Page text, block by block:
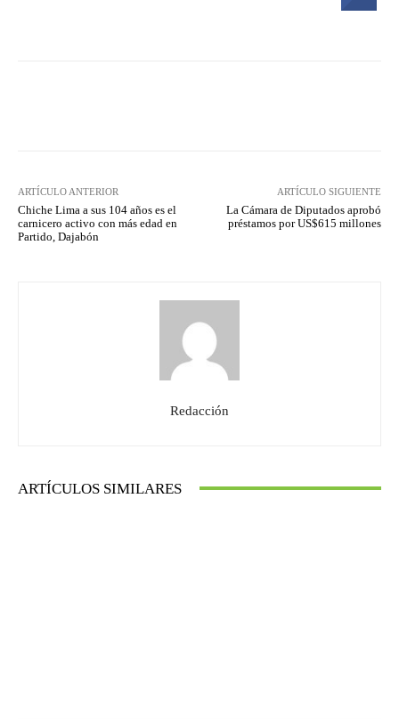
ARTÍCULO ANTERIOR
Chiche Lima a sus 104 años es el
carnicero activo con más edad en
Partido, Dajabón
ARTÍCULO SIGUIENTE
La Cámara de Diputados aprobó
préstamos por US$615 millones
Redacción
ARTÍCULOS SIMILARES